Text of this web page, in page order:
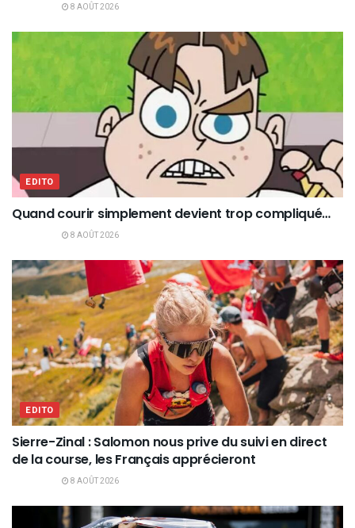
8 AOÛT 2026
EDITO
Quand courir simplement devient trop compliqué…
8 AOÛT 2026
EDITO
Sierre-Zinal : Salomon nous prive du suivi en direct
de la course, les Français apprécieront
8 AOÛT 2026